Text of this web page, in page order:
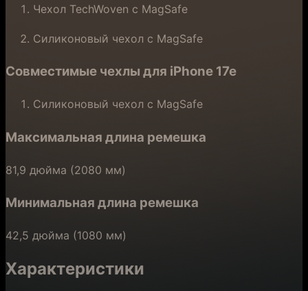
Чехол TechWoven с MagSafe
Силиконовый чехол с MagSafe
Совместимые чехлы для iPhone 17e
Силиконовый чехол с MagSafe
Максимальная длина ремешка
81,9 дюйма (2080 мм)
Минимальная длина ремешка
42,5 дюйма (1080 мм)
Характеристики